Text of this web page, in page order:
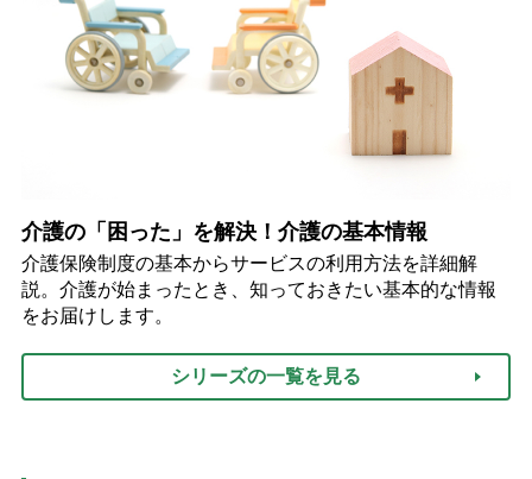
介護の「困った」を解決！介護の基本情報
介護保険制度の基本からサービスの利用方法を詳細解
説。介護が始まったとき、知っておきたい基本的な情報
をお届けします。
シリーズの一覧を見る